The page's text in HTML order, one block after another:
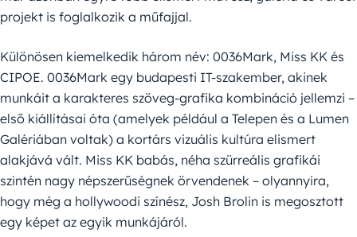
projekt is foglalkozik a műfajjal.
Különösen kiemelkedik három név: 0036Mark, Miss KK és
CIPOE. 0036Mark egy budapesti IT-szakember, akinek
munkáit a karakteres szöveg-grafika kombináció jellemzi –
első kiállításai óta (amelyek például a Telepen és a Lumen
Galériában voltak) a kortárs vizuális kultúra elismert
alakjává vált. Miss KK babás, néha szürreális grafikái
szintén nagy népszerűségnek örvendenek – olyannyira,
hogy még a hollywoodi színész, Josh Brolin is megosztott
egy képet az egyik munkájáról.